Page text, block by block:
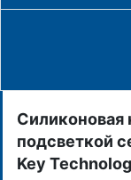
Силиконовая
подсветкой
Key